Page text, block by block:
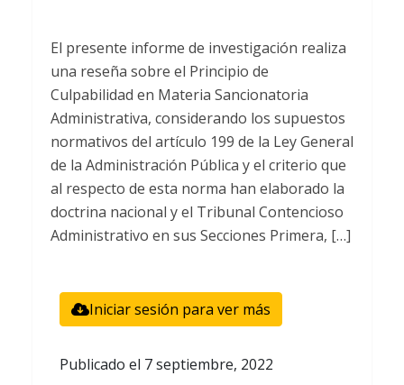
El presente informe de investigación realiza
una reseña sobre el Principio de
Culpabilidad en Materia Sancionatoria
Administrativa, considerando los supuestos
normativos del artículo 199 de la Ley General
de la Administración Pública y el criterio que
al respecto de esta norma han elaborado la
doctrina nacional y el Tribunal Contencioso
Administrativo en sus Secciones Primera, […]
Iniciar sesión para ver más
Publicado el 7 septiembre, 2022